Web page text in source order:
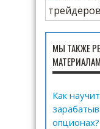
МЫ ТАКЖЕ
Как